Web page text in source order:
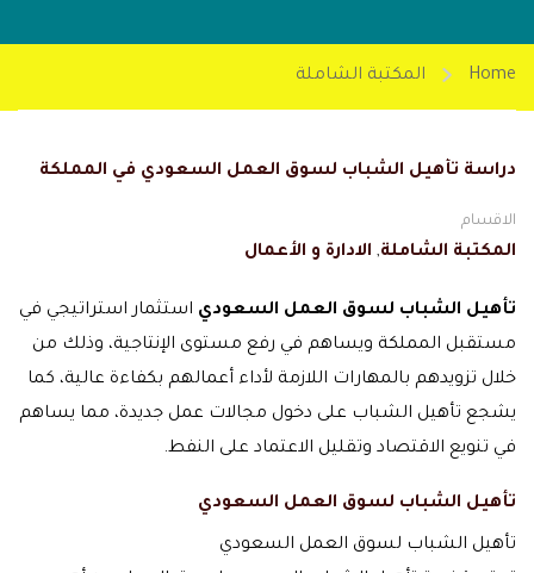
Home المكتبة الشاملة
دراسة تأهيل الشباب لسوق العمل السعودي في المملكة
الاقسام
المكتبة الشاملة, الادارة و الأعمال
تأهيل الشباب لسوق العمل السعودي استثمار استراتيجي في
مستقبل المملكة ويساهم في رفع مستوى الإنتاجية، وذلك من
خلال تزويدهم بالمهارات اللازمة لأداء أعمالهم بكفاءة عالية، كما
يشجع تأهيل الشباب على دخول مجالات عمل جديدة، مما يساهم
في تنويع الاقتصاد وتقليل الاعتماد على النفط.
تأهيل الشباب لسوق العمل السعودي
تأهيل الشباب لسوق العمل السعودي